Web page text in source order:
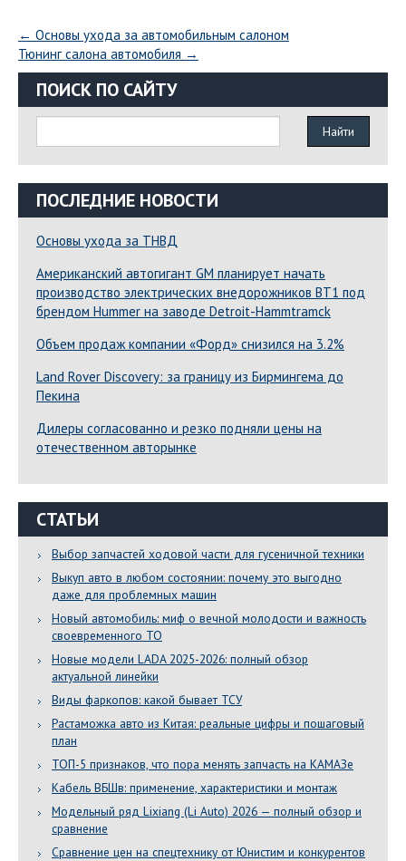
← Основы ухода за автомобильным салоном
Тюнинг салона автомобиля →
ПОИСК ПО САЙТУ
ПОСЛЕДНИЕ НОВОСТИ
Основы ухода за ТНВД
Американский автогигант GM планирует начать
производство электрических внедорожников BT1 под
брендом Hummer на заводе Detroit-Hammtramck
Объем продаж компании «Форд» снизился на 3.2%
Land Rover Dіscovery: за границу из Бирмингема до
Пекина
Дилеры согласованно и резко подняли цены на
отечественном авторынке
СТАТЬИ
Выбор запчастей ходовой части для гусеничной техники
Выкуп авто в любом состоянии: почему это выгодно
даже для проблемных машин
Новый автомобиль: миф о вечной молодости и важность
своевременного ТО
Новые модели LADA 2025-2026: полный обзор
актуальной линейки
Виды фаркопов: какой бывает ТСУ
Растаможка авто из Китая: реальные цифры и пошаговый
план
ТОП-5 признаков, что пора менять запчасть на КАМАЗе
Кабель ВБШв: применение, характеристики и монтаж
Модельный ряд Lixiang (Li Auto) 2026 — полный обзор и
сравнение
Сравнение цен на спецтехнику от Юнистим и конкурентов